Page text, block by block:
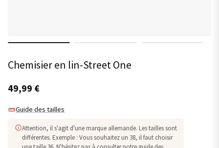
Chemisier en lin-Street One
49,99 €
Guide des tailles
Attention, il s'agit d'une marque allemande. Les tailles sont
différentes. Exemple : Vous souhaitez un 38, il faut choisir